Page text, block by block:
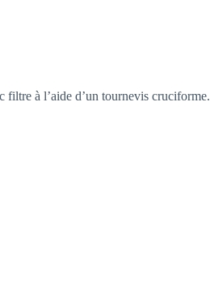
filtre à l’aide d’un tournevis cruciforme.